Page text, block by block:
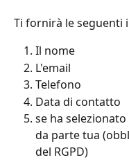
Ti fornirà le seguenti
Il nome
L'email
Telefono
Data di contatto
se ha
da parte tua
del RGPD)